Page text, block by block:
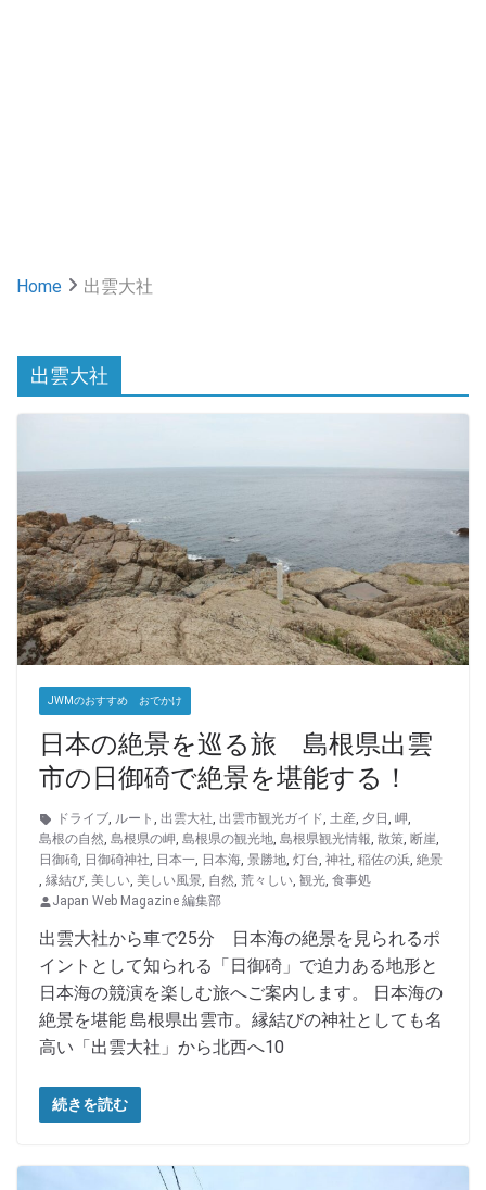
Home 出雲大社
出雲大社
JWMのおすすめ おでかけ
日本の絶景を巡る旅 島根県出雲
市の日御碕で絶景を堪能する！
ドライブ, ルート , 出雲大社, 出雲市観光ガイド, 土産, 夕日 , 岬,
島根の自然, 島根県の岬, 島根県の観光地, 島根県観光情報, 散策, 断崖,
日御碕, 日御碕神社, 日本一, 日本海, 景勝地, 灯台, 神社, 稲佐の浜, 絶景
, 縁結び, 美しい, 美しい風景, 自然, 荒々しい, 観光, 食事処
Japan Web Magazine 編集部
出雲大社から車で25分 日本海の絶景を見られるポ
イントとして知られる「日御碕」で迫力ある地形と
日本海の競演を楽しむ旅へご案内します。 日本海の
絶景を堪能 島根県出雲市。縁結びの神社としても名
高い「出雲大社」から北西へ10
続きを読む